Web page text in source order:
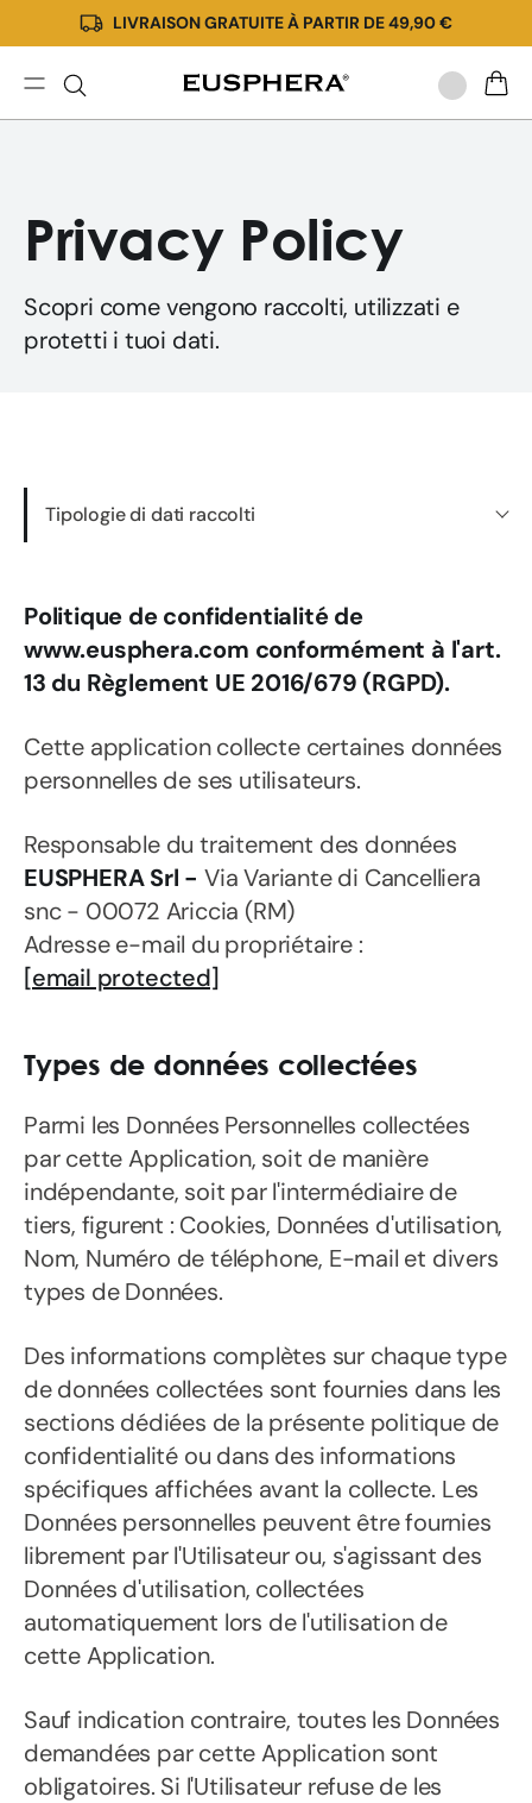
Ignorer
et passer
au
contenu
LIVRAISON GRATUITE À PARTIR DE 49,90 €
Privacy Policy
Scopri come vengono raccolti, utilizzati e
protetti i tuoi dati.
Tipologie di dati raccolti
Politique de confidentialité de
www.eusphera.com conformément à l'art.
13 du Règlement UE 2016/679 (RGPD).
Cette application collecte certaines données
personnelles de ses utilisateurs.
Responsable du traitement des données
EUSPHERA Srl - Via Variante di Cancelliera
snc - 00072 Ariccia (RM)
Adresse e-mail du propriétaire :
[email protected]
Types de données collectées
Parmi les Données Personnelles collectées
par cette Application, soit de manière
indépendante, soit par l'intermédiaire de
tiers, figurent : Cookies, Données d'utilisation,
Nom, Numéro de téléphone, E-mail et divers
types de Données.
Des informations complètes sur chaque type
de données collectées sont fournies dans les
sections dédiées de la présente politique de
confidentialité ou dans des informations
spécifiques affichées avant la collecte. Les
Données personnelles peuvent être fournies
librement par l'Utilisateur ou, s'agissant des
Données d'utilisation, collectées
automatiquement lors de l'utilisation de
cette Application.
Sauf indication contraire, toutes les Données
demandées par cette Application sont
obligatoires. Si l'Utilisateur refuse de les